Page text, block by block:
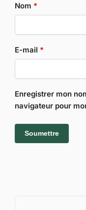
Nom *
E-mail *
Enregistrer mon
navigateur pour